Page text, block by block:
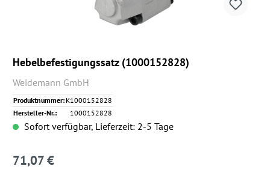
Hebelbefestigungssatz (1000152828)
Weidemann GmbH
Produktnummer: K1000152828
Hersteller-Nr.:
1000152828
Sofort verfügbar, Lieferzeit: 2-5 Tage
Regulärer Preis:
71,07 €